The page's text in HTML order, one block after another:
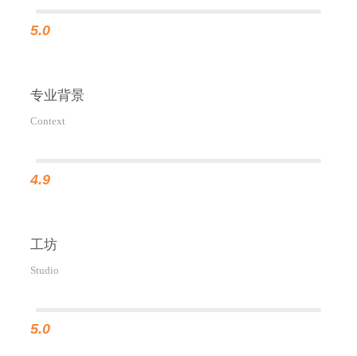
5.0
专业背景
Context
4.9
工坊
Studio
5.0